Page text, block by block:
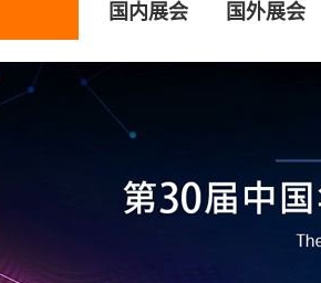
国内展会 国外展会